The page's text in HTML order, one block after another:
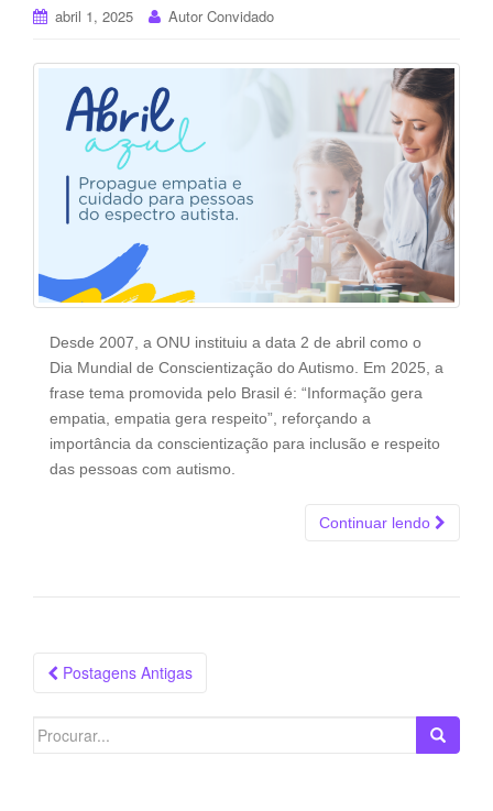
abril 1, 2025 Autor Convidado
Desde 2007, a ONU instituiu a data 2 de abril como o
Dia Mundial de Conscientização do Autismo. Em 2025, a
frase tema promovida pelo Brasil é: “Informação gera
empatia, empatia gera respeito”, reforçando a
importância da conscientização para inclusão e respeito
das pessoas com autismo.
Continuar lendo
Navegação
Postagens
Postagens Antigas
Search